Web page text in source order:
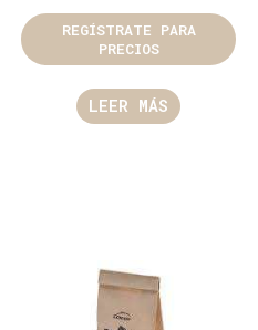
REGÍSTRATE PARA
PRECIOS
LEER MÁS